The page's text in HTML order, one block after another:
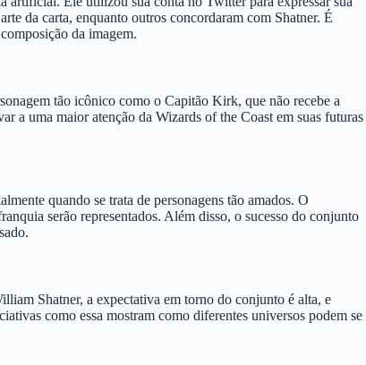
da carta, enquanto outros concordaram com Shatner. É
da imagem.
tão icônico como o Capitão Kirk, que não recebe a
a uma maior atenção da Wizards of the Coast em suas futuras
quando se trata de personagens tão amados. O
serão representados. Além disso, o sucesso do conjunto
Shatner, a expectativa em torno do conjunto é alta, e
como essa mostram como diferentes universos podem se